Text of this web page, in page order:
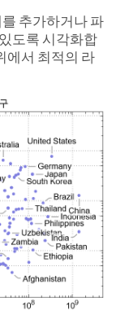
추가하거나 파
도록 시각화합
에서 최적의 라